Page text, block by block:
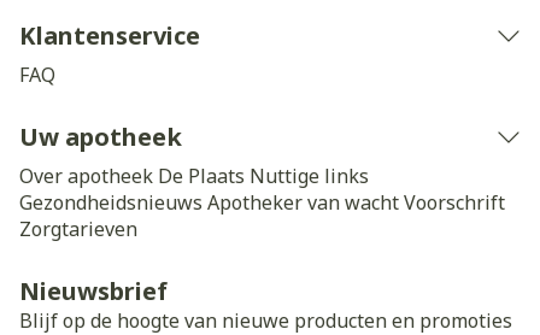
Klantenservice
FAQ
Uw apotheek
Over apotheek De Plaats Nuttige links
Gezondheidsnieuws Apotheker van wachtVoorschrift
Zorgtarieven
Nieuwsbrief
Blijf op de hoogte van nieuwe producten en promoties